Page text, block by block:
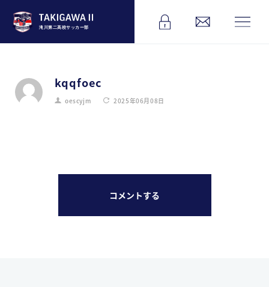
滝川第二高校サッカー部
kqqfoec
oescyjm 2025年06月08日
コメントする